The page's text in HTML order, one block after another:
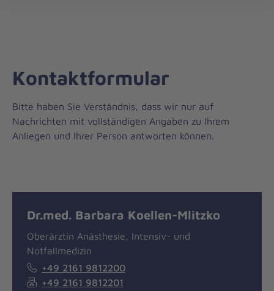
Kontaktformular
Bitte haben Sie Verständnis, dass wir nur auf
Nachrichten mit vollständigen Angaben zu Ihrem
Anliegen und Ihrer Person antworten können.
Dr.med. Barbara Koellen-Mlitzko
Oberärztin Anästhesie, Intensiv- und
Notfallmedizin
+49 2161 9812200
+49 2161 9812201